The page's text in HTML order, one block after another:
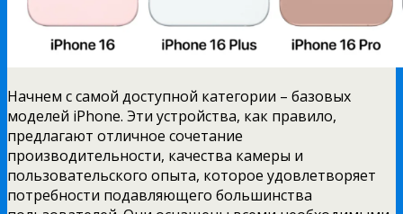
Начнем с самой доступной категории – базовых
моделей iPhone. Эти устройства, как правило,
предлагают отличное сочетание
производительности, качества камеры и
пользовательского опыта, которое удовлетворяет
потребности подавляющего большинства